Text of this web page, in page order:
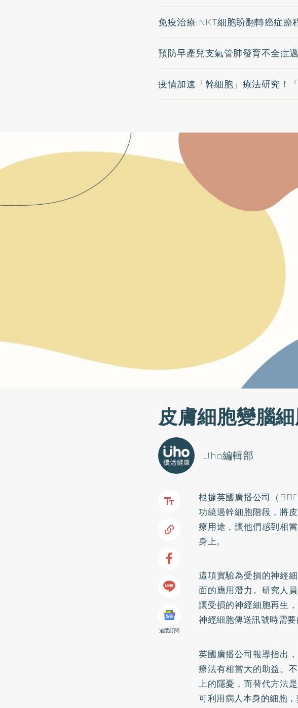
免疫治療iNKT細胞盼翻轉癌症療
預防早產兒支氣管肺發育不全症
疫情加速「幹細胞」療法研究！
皮膚細胞變腦
Uho編輯部
追蹤訂閱
根據英國廣播公司（
功繞過幹細胞階段，將
療用途，讓他們感到相
身上。
這項實驗為受損的神經
面的應用潛力。研究人
讓受損的神經細胞再生
神經細胞傳送訊號時需要
英國廣播公司報導指出
療法有相當大的助益。
上的隱憂，而替代方法
可利用病人本身的細胞